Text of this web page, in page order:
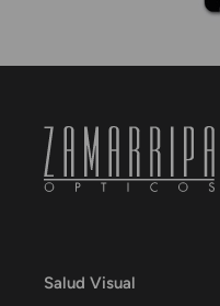
Salud Visual